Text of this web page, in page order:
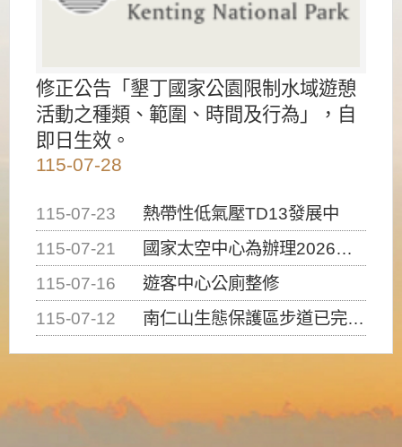
修正公告「墾丁國家公園限制水域遊憩
活動之種類、範圍、時間及行為」，自
即日生效。
115-07-28
115-07-23
熱帶性低氣壓TD13發展中
115-07-21
國家太空中心為辦理2026台灣盃火箭競賽，陸、海、空域警戒及協調相關事宜，因颱風備案事宜
115-07-16
遊客中心公廁整修
115-07-12
南仁山生態保護區步道已完成修復，自115年7月13日（星期一）起恢復開放入園，歡迎民眾依規定申請入園....